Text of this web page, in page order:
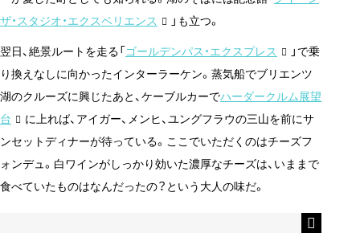
ザ・スタジオ・エクスベリエンス
」も立つ。
翌日、絶景ルートを走る「ゴールデンパス・エクスプレス
」で乗
り換えなしに向かったインターラーケン。蒸気船でブリエンツ
湖のクルーズに興じたあと、ケーブルカーでハーダークルム展望
台
に上れば、アイガー、メンヒ、ユングフラウの三山を前にサ
ンセットディナーが待っている。ここでいただくのはチーズフ
ォンデュ。白ワインがしっかり効いた濃厚なチーズは、いままで
食べていたものはなんだったの？という大人の味だ。